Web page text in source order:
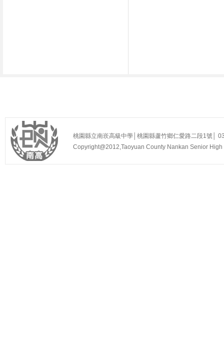
桃園縣立南崁高級中學│桃園縣蘆竹鄉仁愛路二段1號│
Copyright@2012,Taoyuan County Nankan Senior